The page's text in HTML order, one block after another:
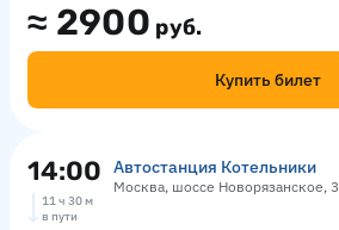
≈ 2900 руб.
Купить билет
14:00 Автостанция Котельники
Москва, шоссе Новорязанское, 3
11 ч 30 м
в пути